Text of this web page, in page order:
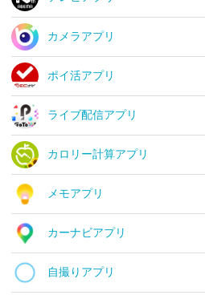
カメラアプリ
ポイ活アプリ
ライブ配信アプリ
カロリー計算アプリ
メモアプリ
カーナビアプリ
自撮りアプリ